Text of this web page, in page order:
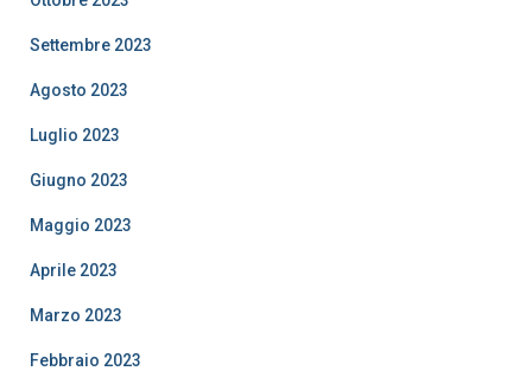
Settembre 2023
Agosto 2023
Luglio 2023
Giugno 2023
Maggio 2023
Aprile 2023
Marzo 2023
Febbraio 2023